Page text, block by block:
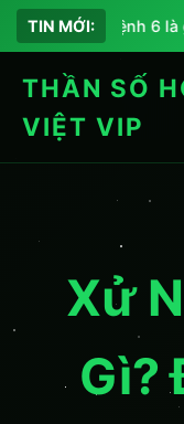
TIN MỚI:
Chỉ số sứ mệnh 6 là
THẦN SỐ
VIỆT VIP
Xử
Gì?